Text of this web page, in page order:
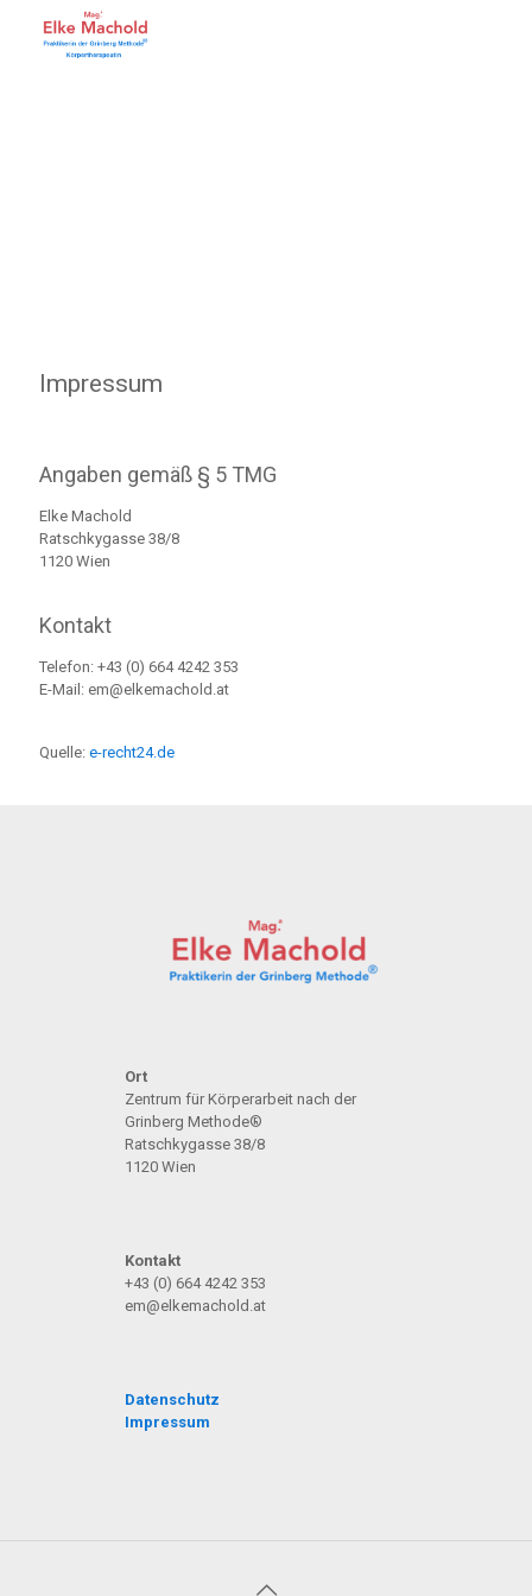
Impressum
Angaben gemäß § 5 TMG
Elke Machold
Ratschkygasse 38/8
1120 Wien
Kontakt
Telefon: +43 (0) 664 4242 353
E-Mail: em@elkemachold.at
Quelle: e-recht24.de
Ort
Zentrum für Körperarbeit nach der
Grinberg Methode®
Ratschkygasse 38/8
1120 Wien
Kontakt
+43 (0) 664 4242 353
em@elkemachold.at
Datenschutz
Impressum